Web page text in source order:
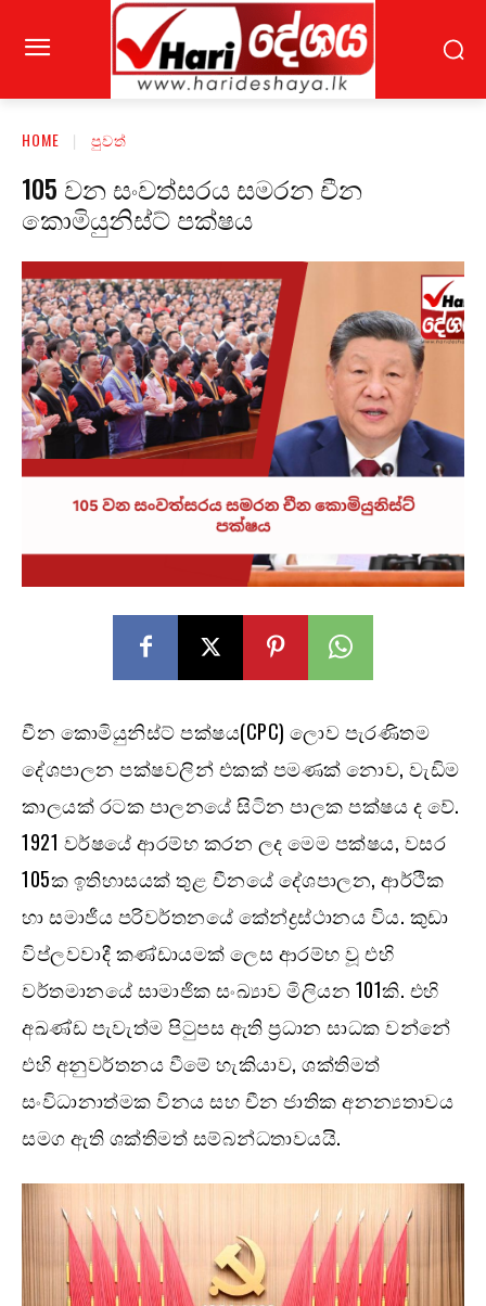
HOME පුවත්
105 වන සංවත්සරය සමරන චීන
කොමියුනිස්ට් පක්ෂය
චීන කොමියුනිස්ට් පක්ෂය(CPC) ලොව පැරණිතම
දේශපාලන පක්ෂවලින් එකක් පමණක් නොව, වැඩිම
කාලයක් රටක පාලනයේ සිටින පාලක පක්ෂය ද වේ.
1921 වර්ෂයේ ආරම්භ කරන ලද මෙම පක්ෂය, වසර
105ක ඉතිහාසයක් තුළ චීනයේ දේශපාලන, ආර්ථික
හා සමාජීය පරිවර්තනයේ කේන්ද්‍රස්ථානය විය. කුඩා
විප්ලවවාදී කණ්ඩායමක් ලෙස ආරම්භ වූ එහි
වර්තමානයේ සාමාජික සංඛ්‍යාව මිලියන 101කි. එහි
අඛණ්ඩ පැවැත්ම පිටුපස ඇති ප්‍රධාන සාධක වන්නේ
එහි අනුවර්තනය වීමේ හැකියාව, ශක්තිමත්
සංවිධානාත්මක විනය සහ චීන ජාතික අනන්‍යතාවය
සමග ඇති ශක්තිමත් සම්බන්ධතාවයයි.